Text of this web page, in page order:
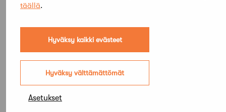
täällä.
Hyväksy kaikki evästeet
Hyväksy välttämättömät
Asetukset
Elokuu,
2026